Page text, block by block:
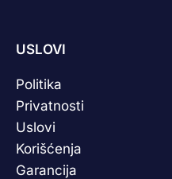
USLOVI
Politika
Privatnosti
Uslovi
Korišćenja
Garancija